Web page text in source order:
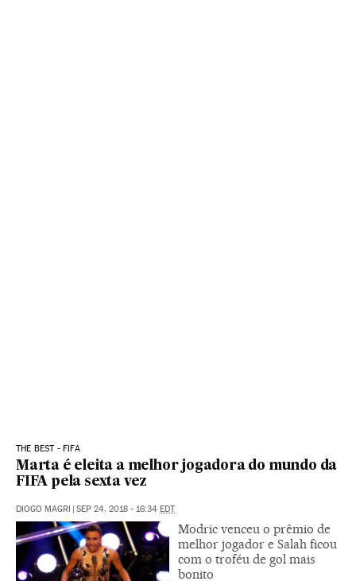
THE BEST - FIFA
Marta é eleita a melhor jogadora do mundo da
FIFA pela sexta vez
DIOGO MAGRI SEP 24, 2018 - 16:34 EDT
Modric venceu o prêmio de
melhor jogador e Salah ficou
com o troféu de gol mais
bonito